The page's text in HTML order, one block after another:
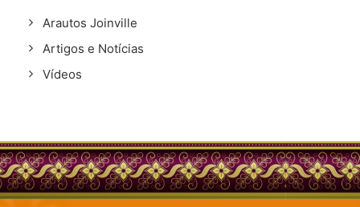
Arautos Joinville
Artigos e Notícias
Vídeos